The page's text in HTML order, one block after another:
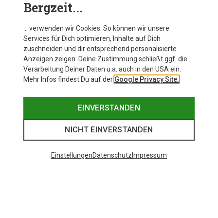
Bergzeit...
… verwenden wir Cookies. So können wir unsere
Services für Dich optimieren, Inhalte auf Dich
zuschneiden und dir entsprechend personalisierte
Anzeigen zeigen. Deine Zustimmung schließt ggf. die
Verarbeitung Deiner Daten u.a. auch in den USA ein.
Mehr Infos findest Du auf der Google Privacy Site.
EINVERSTANDEN
NICHT EINVERSTANDEN
EinstellungenDatenschutz Impressum